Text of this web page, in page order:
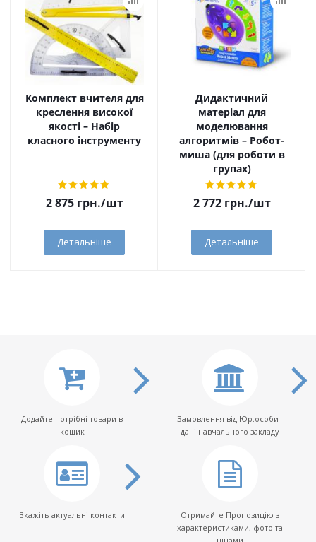
Комплект вчителя для
креслення високої
якості – Набір
класного інструменту
2 875грн./шт
Детальніше
Дидактичний
матеріал для
моделювання
алгоритмів – Робот-
миша (для роботи в
групах)
2 772грн./шт
Детальніше
Додайте потрібні товари в
кошик
Замовлення від Юр.особи -
дані навчального закладу
Вкажіть актуальні контакти
Отримайте Пропозицію з
характеристиками, фото та